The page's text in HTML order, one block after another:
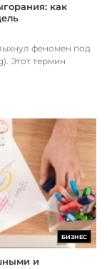
как
феномен под
Этот термин
БИЗНЕС
и